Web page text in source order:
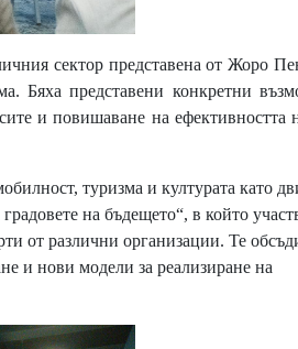
сектор представена от Жоро
Бяха представени конкретни
и повишаване на ефективността
туризма и културата като
на бъдещето“, в който
от различни организации. Те
и нови модели за реализиране на